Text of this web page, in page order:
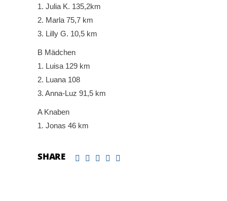
1. Julia K. 135,2km
2. Marla 75,7 km
3. Lilly G. 10,5 km
B Mädchen
1. Luisa 129 km
2. Luana 108
3. Anna-Luz 91,5 km
A Knaben
1. Jonas 46 km
SHARE